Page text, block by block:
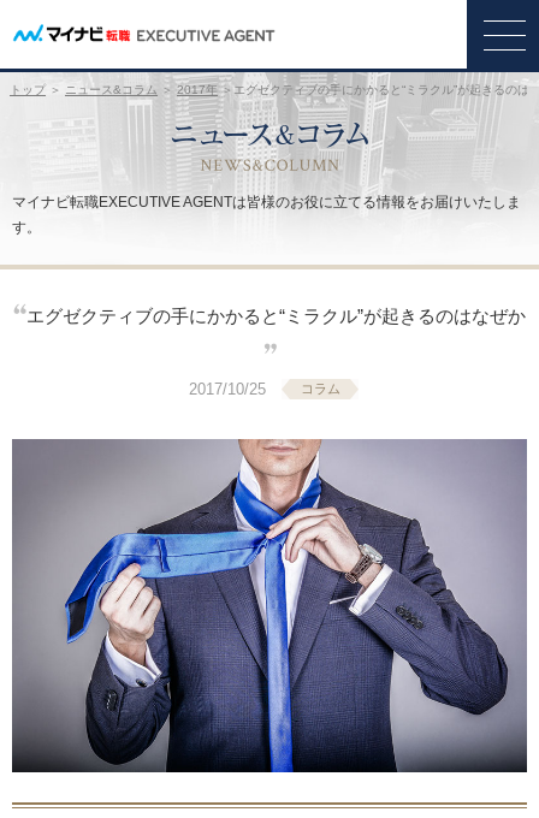
マイナビ転職EXECUTIVE AGENTは皆様のお役に立てる情報をお届けいたしま
す。
トップ＞ ニュース&コラム ＞ 2017年＞エグゼクティブの手にかかると“ミラクル”が起きるのは
エグゼクティブの手にかかると“ミラクル”が起きるのはなぜか
2017/10/25 コラム